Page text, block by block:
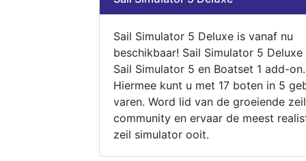
Sail Simulator 5 Deluxe is vanaf nu
beschikbaar! Sail Simulator 5
Sail Simulator 5 en Boatset 1 add-on.
Hiermee kunt u met 17 boten in 5
varen. Word lid van de groeiende zeil
community en ervaar de meest
zeil simulator ooit.